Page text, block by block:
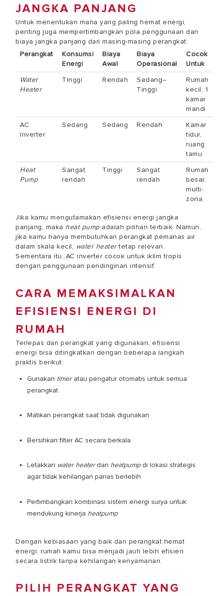
JANGKA PANJANG
Untuk menentukan mana yang paling hemat energi,
penting juga mempertimbangkan pola penggunaan dan
biaya jangka panjang dari masing-masing perangkat:
Perangkat
Konsumsi
Energi
Biaya
Awal
Biaya
Operasional
Cocok
Untuk
Water
Heater
Tinggi Rendah
Sedang–
Tinggi
Rumah
kecil, 1
kamar
mandi
AC
Inverter
Sedang Sedang Rendah
Kamar
tidur,
ruang
tamu
Heat
Pump
Sangat
rendah
Tinggi
Sangat
rendah
Rumah
besar,
multi-
zona
Jika kamu mengutamakan efisiensi energi jangka
panjang, maka heat pumpadalah pilihan terbaik. Namun,
jika kamu hanya membutuhkan perangkat pemanas air
dalam skala kecil, water heatertetap relevan.
Sementara itu, AC inverter cocok untuk iklim tropis
dengan penggunaan pendinginan intensif.
CARA MEMAKSIMALKAN
EFISIENSI ENERGI DI
RUMAH
Terlepas dari perangkat yang digunakan, efisiensi
energi bisa ditingkatkan dengan beberapa langkah
praktis berikut:
Gunakan timeratau pengatur otomatis untuk semua
perangkat
Matikan perangkat saat tidak digunakan
Bersihkan filter AC secara berkala
Letakkan water heaterdan heatpumpdi lokasi strategis
agar tidak kehilangan panas berlebih
Pertimbangkan kombinasi sistem energi surya untuk
mendukung kinerja heatpump
Dengan kebiasaan yang baik dan perangkat hemat
energi, rumah kamu bisa menjadi jauh lebih efisien
secara listrik tanpa kehilangan kenyamanan.
PILIH PERANGKAT YANG